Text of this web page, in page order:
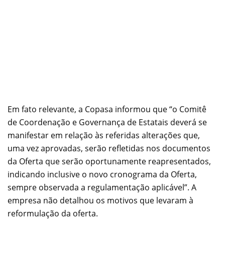
Em fato relevante, a Copasa informou que “o Comitê
de Coordenação e Governança de Estatais deverá se
manifestar em relação às referidas alterações que,
uma vez aprovadas, serão refletidas nos documentos
da Oferta que serão oportunamente reapresentados,
indicando inclusive o novo cronograma da Oferta,
sempre observada a regulamentação aplicável”. A
empresa não detalhou os motivos que levaram à
reformulação da oferta.